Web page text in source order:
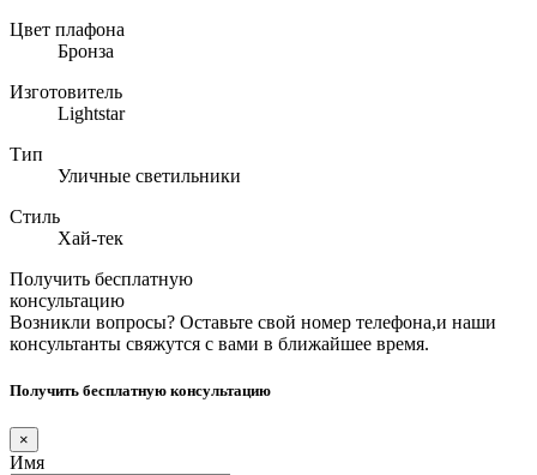
Цвет плафона
Бронза
Изготовитель
Lightstar
Тип
Уличные светильники
Стиль
Хай-тек
Получить бесплатную
консультацию
Возникли вопросы? Оставьте свой номер телефона,и наши
консультанты свяжутся с вами в ближайшее время.
Получить бесплатную консультацию
×
Имя